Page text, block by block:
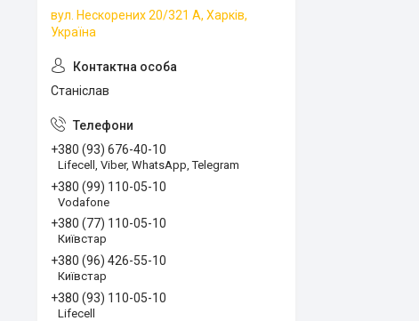
вул. Нескорених 20/321 А, Харків,
Україна
Станіслав
+380 (93) 676-40-10
Lifecell, Viber, WhatsApp, Telegram
+380 (99) 110-05-10
Vodafone
+380 (77) 110-05-10
Київстар
+380 (96) 426-55-10
Київстар
+380 (93) 110-05-10
Lifecell